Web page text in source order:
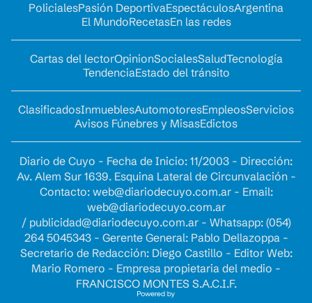
PolicialesPasión DeportivaEspectáculosArgentina
El MundoRecetasEn las redes
Cartas del lectorOpinionSocialesSaludTecnología
TendenciaEstado del tránsito
ClasificadosInmueblesAutomotoresEmpleosServicios
Avisos Fúnebres y MisasEdictos
Diario de Cuyo - Fecha de Inicio: 11/2003 - Dirección:
Av. Alem Sur 1639. Esquina Lateral de Circunvalación -
Contacto: web@diariodecuyo.com.ar- Email:
web@diariodecuyo.com.ar
/ publicidad@diariodecuyo.com.ar- Whatsapp: (054)
264 5045343 - Gerente General: Pablo Dellazoppa -
Secretario de Redacción: Diego Castillo - Editor Web:
Mario Romero - Empresa propietaria del medio -
FRANCISCO MONTES S.A.C.I.F.